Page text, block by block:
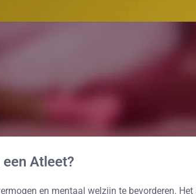
Atleet?
en mentaal welzijn te bevorderen.